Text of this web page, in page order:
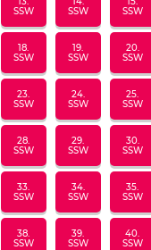
SSW
SSW
SSW
18.
SSW
19.
SSW
20.
SSW
23.
SSW
24.
SSW
25.
SSW
28.
SSW
29.
SSW
30.
SSW
33.
SSW
34.
SSW
35.
SSW
38.
SSW
39.
SSW
40.
SSW